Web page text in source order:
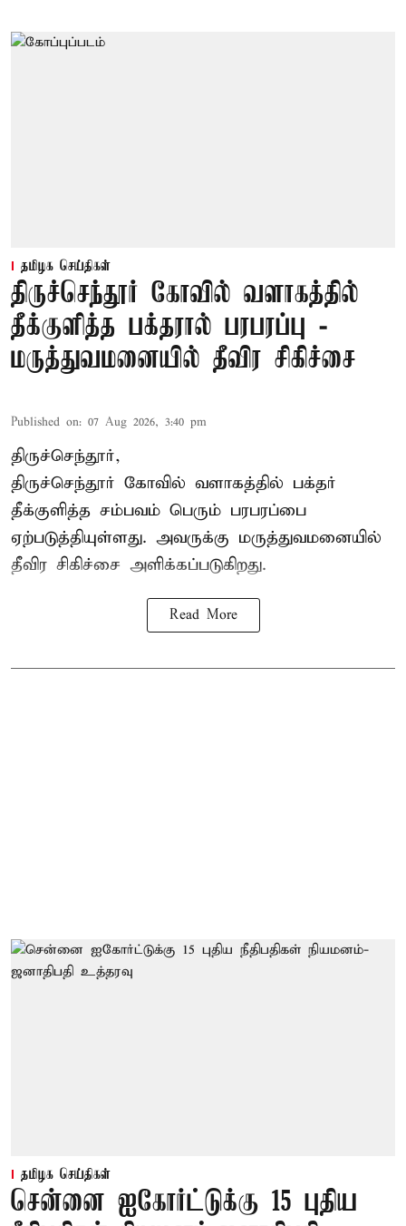
தமிழக செய்திகள்
திருச்செந்தூர் கோவில் வளாகத்தில்
தீக்குளித்த பக்தரால் பரபரப்பு -
மருத்துவமனையில் தீவிர சிகிச்சை
Published on: 07 Aug 2026, 3:40 pm
திருச்செந்தூர்,
திருச்செந்தூர் கோவில் வளாகத்தில் பக்தர்
தீக்குளித்த சம்பவம் பெரும் பரபரப்பை
ஏற்படுத்தியுள்ளது. அவருக்கு மருத்துவமனையில்
தீவிர சிகிச்சை அளிக்கப்படுகிறது.
Read More
தமிழக செய்திகள்
சென்னை ஐகோர்ட்டுக்கு 15 புதிய